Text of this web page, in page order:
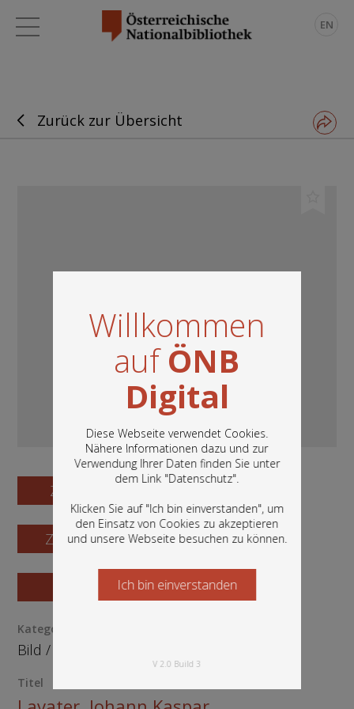
Willkommen
aufÖNB
Digital
Diese Webseite verwendet Cookies.
Nähere Informationen dazu und zur
Verwendung Ihrer Daten finden Sie unter
dem Link "Datenschutz".
Klicken Sie auf "Ich bin einverstanden", um
den Einsatz von Cookies zu akzeptieren
und unsere Webseite besuchen zu können.
In diesem Portal finden Sie die digitalen
Bestände der Österreichischen
Nationalbibliothek: Bücher, Fotografien,
Grafiken und vieles mehr.
Ich bin einverstanden
Starten Sie jetzt
V 2.0 Build 3
EN
Zurück zur Übersicht
Zum Digitalisat
Zum Katalogisat
Zur Vorschau
Kategorie / Medientyp
Bild/
Titel